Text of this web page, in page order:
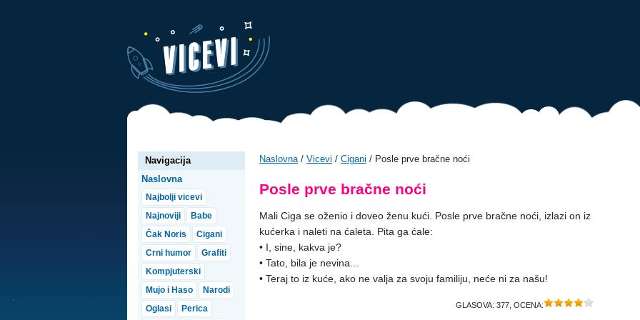
Naslovna/ Vicevi / Cigani / Posle prve bračne noći
Posle prve bračne noći
Mali Ciga se oženio i doveo ženu kući. Posle prve bračne noći, izlazi on iz
kućerka i naleti na ćaleta. Pita ga ćale:
• I, sine, kakva je?
• Tato, bila je nevina...
• Teraj to iz kuće, ako ne valja za svoju familiju, neće ni za našu!
GLASOVA: 377 , OCENA:
Navigacija
Naslovna
Najbolji vicevi
Najnoviji
Babe
Čak Noris
Cigani
Crni humor
Grafiti
Kompjuterski
Mujo i Haso
Narodi
Oglasi
Perica